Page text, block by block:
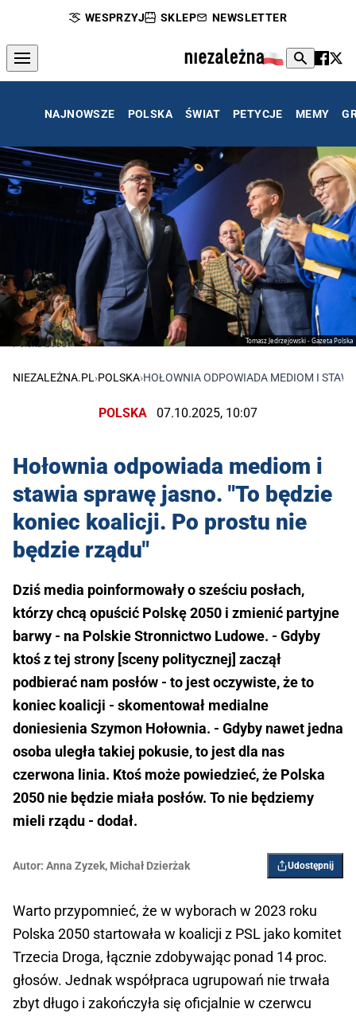
WESPRZYJ SKLEP NEWSLETTER
NAJNOWSZE POLSKA ŚWIAT PETYCJE MEMY
Tomasz Jedrzejowski - Gazeta Polska
Polska 2050
NIEZALEŻNA.PL ›POLSKA›HOŁOWNIA ODPOWIADA MEDIOM I
POLSKA 07.10.2025, 10:07
Hołownia odpowiada mediom i
stawia sprawę jasno. "To będzie
koniec koalicji. Po prostu nie
będzie rządu"
Dziś media poinformowały o sześciu posłach,
którzy chcą opuścić Polskę 2050 i zmienić partyjne
barwy - na Polskie Stronnictwo Ludowe. - Gdyby
ktoś z tej strony [sceny politycznej] zaczął
podbierać nam posłów - to jest oczywiste, że to
koniec koalicji - skomentował medialne
doniesienia Szymon Hołownia. - Gdyby nawet jedna
osoba uległa takiej pokusie, to jest dla nas
czerwona linia. Ktoś może powiedzieć, że Polska
2050 nie będzie miała posłów. To nie będziemy
mieli rządu - dodał.
Autor: Anna Zyzek, Michał Dzierżak Udostępnij
Warto przypomnieć, że w wyborach w 2023 roku
Polska 2050 startowała w koalicji z PSL jako komitet
Trzecia Droga, łącznie zdobywając ponad 14 proc.
głosów. Jednak współpraca ugrupowań nie trwała
zbyt długo i zakończyła się oficjalnie w czerwcu